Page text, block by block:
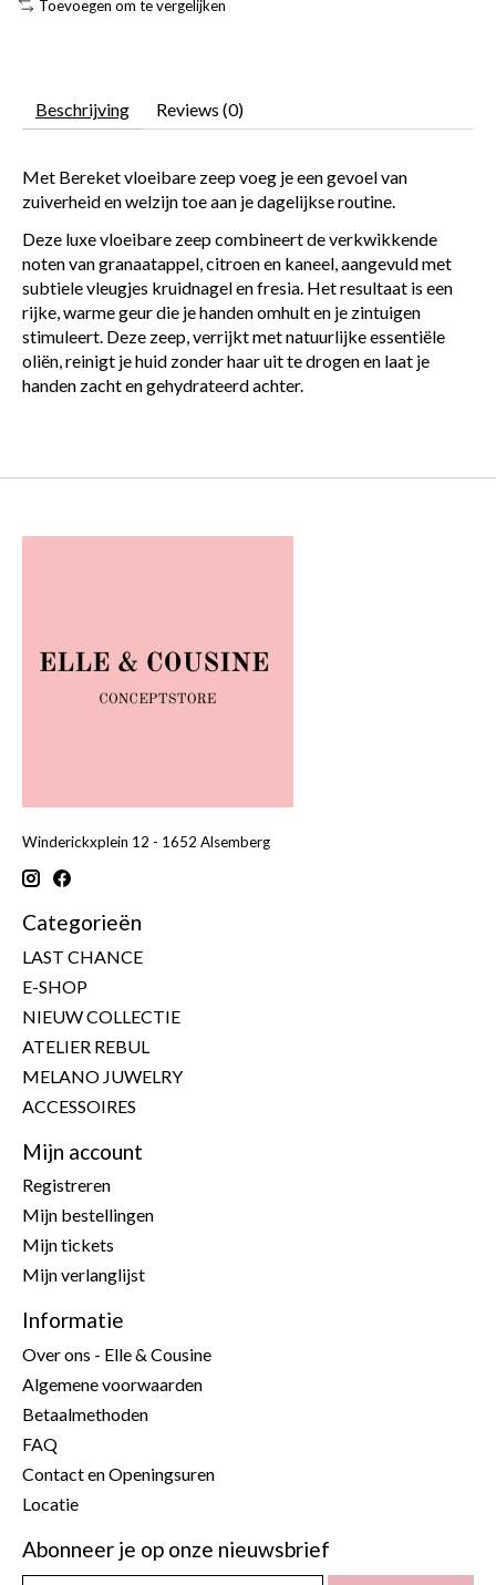
Toevoegen om te vergelijken
Beschrijving Reviews (0)
Met Bereket vloeibare zeep voeg je een gevoel van
zuiverheid en welzijn toe aan je dagelijkse routine.
Deze luxe vloeibare zeep combineert de verkwikkende
noten van granaatappel, citroen en kaneel, aangevuld met
subtiele vleugjes kruidnagel en fresia. Het resultaat is een
rijke, warme geur die je handen omhult en je zintuigen
stimuleert. Deze zeep, verrijkt met natuurlijke essentiële
oliën, reinigt je huid zonder haar uit te drogen en laat je
handen zacht en gehydrateerd achter.
Winderickxplein 12 - 1652 Alsemberg
Categorieën
LAST CHANCE
E-SHOP
NIEUW COLLECTIE
ATELIER REBUL
MELANO JUWELRY
ACCESSOIRES
Mijn account
Registreren
Mijn bestellingen
Mijn tickets
Mijn verlanglijst
Informatie
Over ons - Elle & Cousine
Algemene voorwaarden
Betaalmethoden
FAQ
Contact en Openingsuren
Locatie
Abonneer je op onze nieuwsbrief